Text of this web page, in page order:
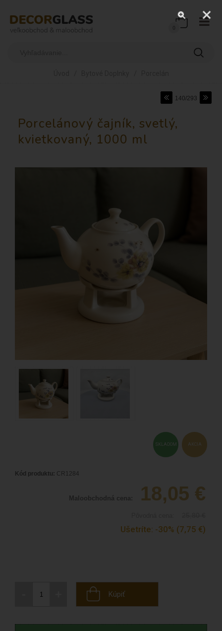
140/293
Porcelánový čajník, svetlý,
kvietkovaný, 1000 ml
AKCIA
SKLADOM
Kód produktu: CR1284
Maloobchodná cena: 18,05 €
Ušetríte: -30% (7,75 €)
Kúpiť